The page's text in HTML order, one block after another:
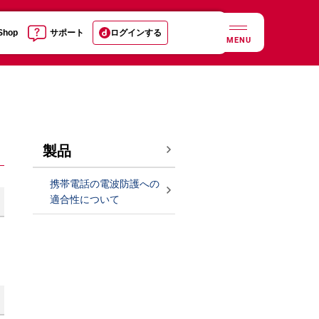
サポート ログインする
MENU
製品
携帯電話の電波防護への
適合性について